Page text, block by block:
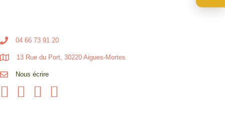
04 66 73 91 20
13 Rue du Port, 30220 Aigues-Mortes
Nous écrire